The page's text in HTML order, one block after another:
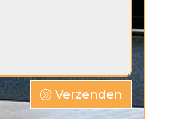
Verzenden